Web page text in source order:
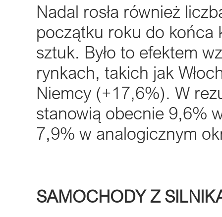
Nadal rosła również
początku roku do końca
sztuk. Było to efektem
rynkach, takich jak
Niemcy (+17,6%). W
stanowią obecnie 9,6%
7,9% w analogicznym
SAMOCHODY Z